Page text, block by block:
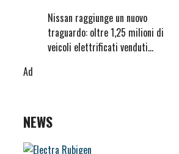
Nissan raggiunge un nuovo
traguardo: oltre 1,25 milioni di
veicoli elettrificati venduti…
Ad
NEWS